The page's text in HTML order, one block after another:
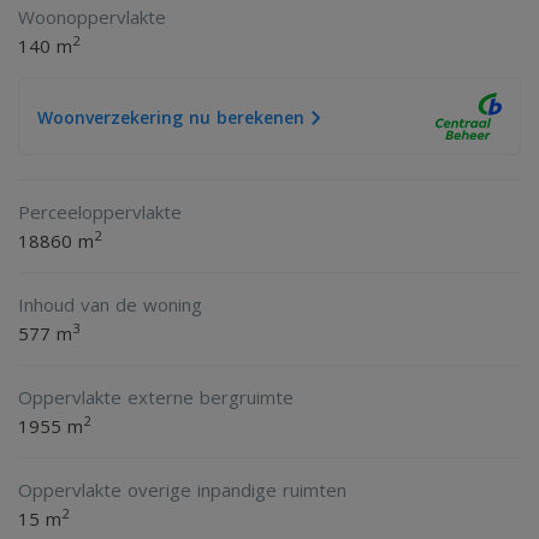
Woning is voorzien van kunststof kozijnen en ramen met
vloeren, stucwerk, schilderwerk etc.
Bijgebouwen:
Bijgebouw 1: Stenen schuur/werkplaats met een afmeting
van ca. 155 m
Woonoppervlakte
140 m2
Woonverzekering nu berekenen
Perceeloppervlakte
18860 m2
Inhoud van de woning
577 m3
Oppervlakte externe bergruimte
1955 m2
Oppervlakte overige inpandige ruimten
15 m2